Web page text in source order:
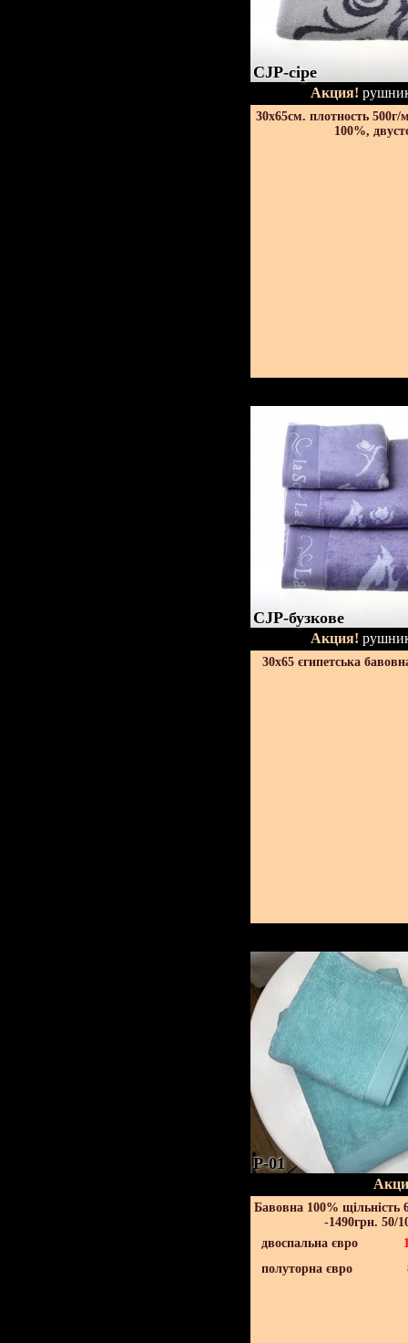
CJP-сіре
Акция!
30х65см. плотность 500г/
100%,
CJP-бузкове
Акция!
30х65 єгипетська
P-01
Бавовна 100% щільність
-1490грн. 50/
двоспальна євро
полуторна євро